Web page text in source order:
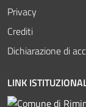
Privacy
Crediti
Dichiarazione di
LINK